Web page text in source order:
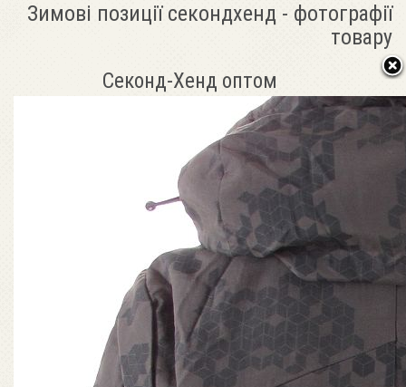
Зимові позиції секондхенд - фотографії
товару
Секонд-Хенд оптом